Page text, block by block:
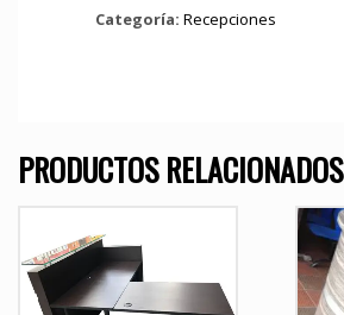
Categoría: Recepciones
PRODUCTOS RELACIONADOS